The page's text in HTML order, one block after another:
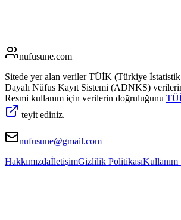
nufusune.com
Sitede yer alan veriler TÜİK (Türkiye
Dayalı Nüfus Kayıt Sistemi (ADNKS)
Resmi kullanım için verilerin doğruluğunu
teyit ediniz.
nufusune@gmail.com
HakkımızdaİletişimGizlilik PolitikasıKullanım